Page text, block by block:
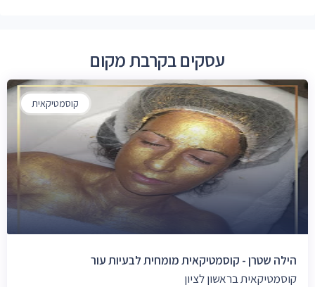
עסקים בקרבת מקום
קוסמטיקאית
הילה שטרן - קוסמטיקאית מומחית לבעיות עור
קוסמטיקאית בראשון לציון